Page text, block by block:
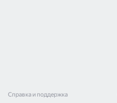
Справка и поддержка